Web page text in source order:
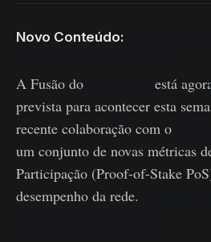
Novo Conteúdo:
A Fusão do
está
prevista para acontecer esta
recente colaboração com o
um conjunto de novas métricas
Participação (Proof-of-Stake
desempenho da rede.